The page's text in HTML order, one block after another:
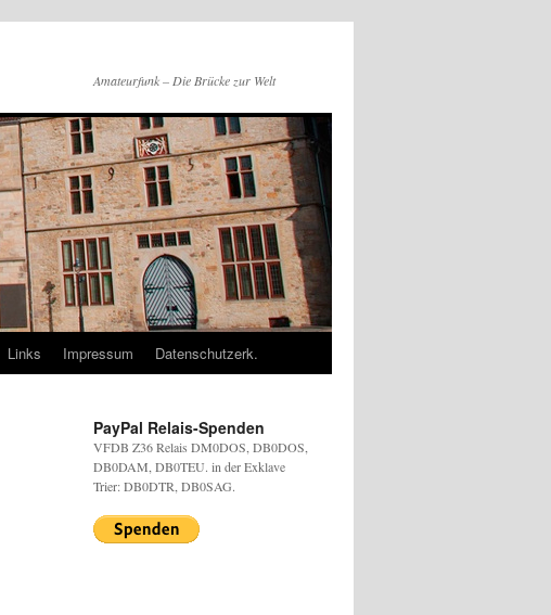
Amateurfunk – Die Brücke zur Welt
Links Impressum Datenschutzerk.
PayPal Relais-Spenden
VFDB Z36 Relais DM0DOS, DB0DOS,
DB0DAM, DB0TEU. in der Exklave
Trier: DB0DTR, DB0SAG.